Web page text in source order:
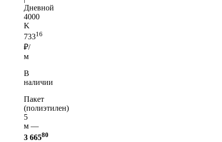
Дневной
4000
K
73316
₽/
м
В
наличии
Пакет
(полиэтилен)
5
м —
3 66580